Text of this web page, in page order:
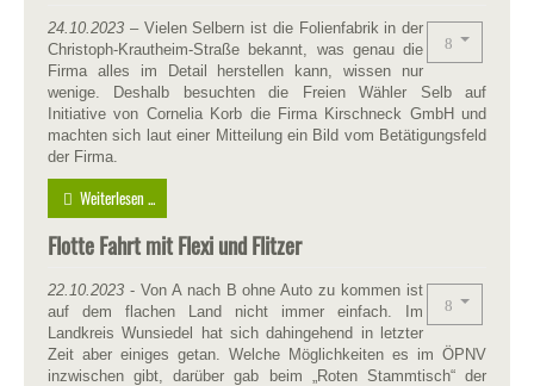
24.10.2023 – Vielen Selbern ist die Folienfabrik in der
Christoph-Krautheim-Straße bekannt, was genau die
Firma alles im Detail herstellen kann, wissen nur
wenige. Deshalb besuchten die Freien Wähler Selb auf
Initiative von Cornelia Korb die Firma Kirschneck GmbH und
machten sich laut einer Mitteilung ein Bild vom Betätigungsfeld
der Firma.
Weiterlesen ...
Flotte Fahrt mit Flexi und Flitzer
22.10.2023 - Von A nach B ohne Auto zu kommen ist
auf dem flachen Land nicht immer einfach. Im
Landkreis Wunsiedel hat sich dahingehend in letzter
Zeit aber einiges getan. Welche Möglichkeiten es im ÖPNV
inzwischen gibt, darüber gab beim „Roten Stammtisch“ der